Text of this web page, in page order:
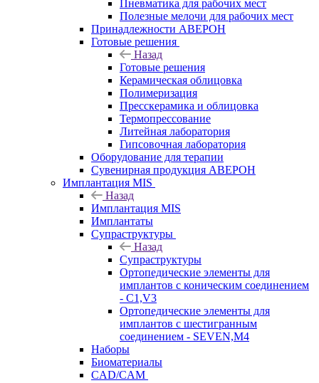
Пневматика для рабочих мест
Полезные мелочи для рабочих мест
Принадлежности АВЕРОН
Готовые решения
Назад
Готовые решения
Керамическая облицовка
Полимеризация
Пресскерамика и облицовка
Термопрессование
Литейная лаборатория
Гипсовочная лаборатория
Оборудование для терапии
Сувенирная продукция АВЕРОН
Имплантация MIS
Назад
Имплантация MIS
Имплантаты
Супраструктуры
Назад
Супраструктуры
Ортопедические элементы для
имплантов с коническим соединением
- C1,V3
Ортопедические элементы для
имплантов с шестигранным
соединением - SEVEN,M4
Наборы
Биоматериалы
CAD/CAM